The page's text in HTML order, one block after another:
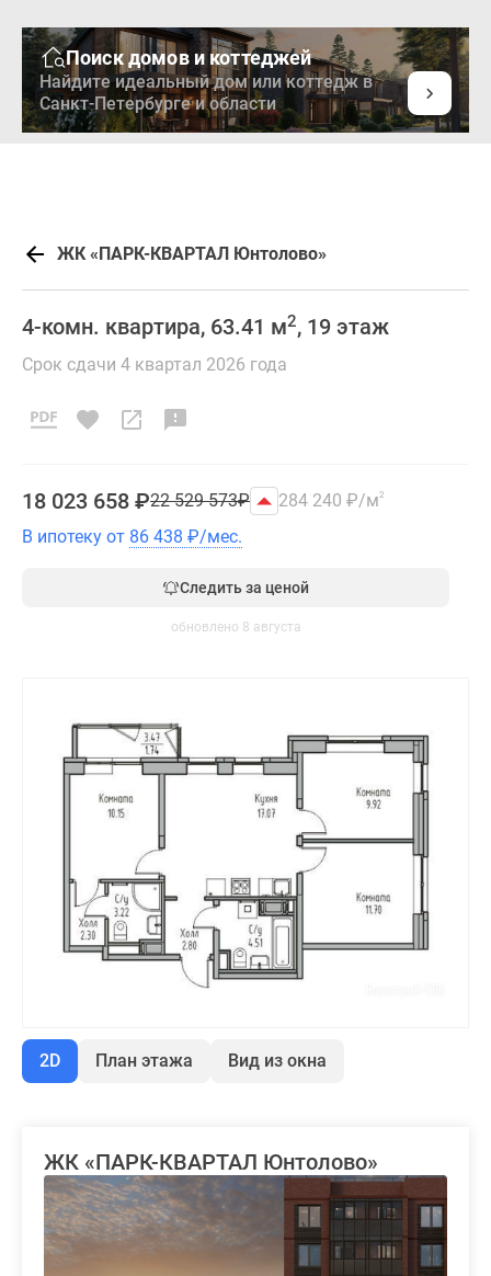
Поиск домов и коттеджей
Найдите идеальный дом или коттедж в
Санкт-Петербурге и области
ЖК «ПАРК-КВАРТАЛ Юнтолово»
4-комн. квартира, 63.41 м2, 19 этаж
Срок сдачи 4 квартал 2026 года
18 023 658 ₽22 529 573₽ 284 240 ₽/м2
В ипотеку от 86 438 ₽/мес.
Следить за ценой
обновлено 8 августа
2D План этажа Вид из окна
ЖК «ПАРК-КВАРТАЛ Юнтолово»